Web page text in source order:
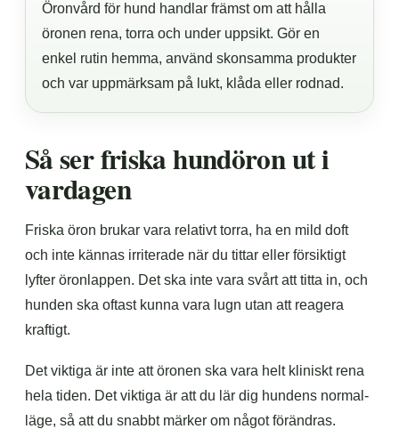
Öronvård för hund handlar främst om att hålla
öronen rena, torra och under uppsikt. Gör en
enkel rutin hemma, använd skonsamma produkter
och var uppmärksam på lukt, klåda eller rodnad.
Så ser friska hundöron ut i
vardagen
Friska öron brukar vara relativt torra, ha en mild doft
och inte kännas irriterade när du tittar eller försiktigt
lyfter öronlappen. Det ska inte vara svårt att titta in, och
hunden ska oftast kunna vara lugn utan att reagera
kraftigt.
Det viktiga är inte att öronen ska vara helt kliniskt rena
hela tiden. Det viktiga är att du lär dig hundens normal-
läge, så att du snabbt märker om något förändras.